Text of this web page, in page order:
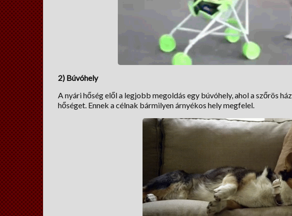
2) Búvóhely
A nyári hőség elől a legjobb megoldás egy búvóhely, ahol a szőrös
hőséget. Ennek a célnak bármilyen árnyékos hely megfelel.